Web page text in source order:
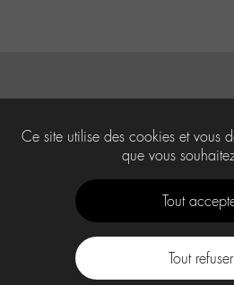
Ce site utilise des cookies et vous
que vous
Tout
Tout refuser